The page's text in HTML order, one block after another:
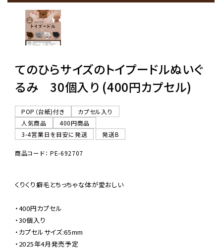
06-6282-7659
てのひらサイズのトイプードルぬいぐ
るみ 30個入り (400円カプセル)
POP（台紙)付き
カプセル入り
人気商品
400円商品
3-4営業日を目安に発送
発送B
商品コード： PE-692707
くりくり癖毛とちっちゃな体が愛おしい
・400円カプセル
・30個入り
・カプセルサイズ:65mm
・2025年4月発売予定